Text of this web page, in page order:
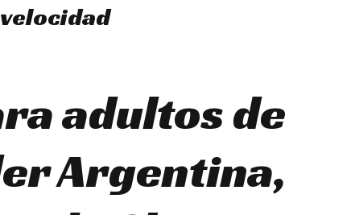
adultos de
Argentina,